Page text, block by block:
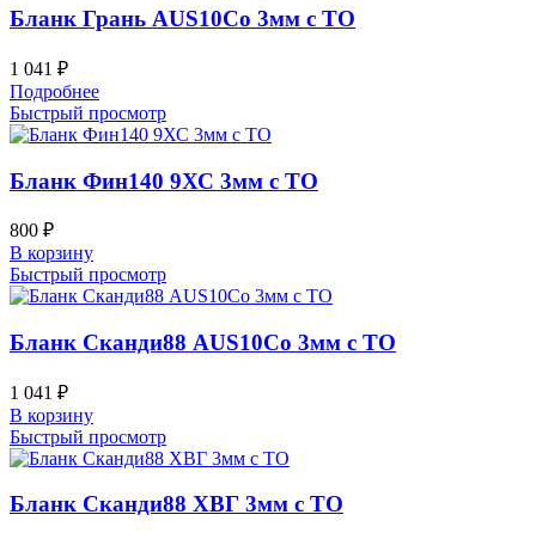
Бланк Грань AUS10Co 3мм с ТО
1 041 ₽
Подробнее
Быстрый просмотр
Бланк Фин140 9ХС 3мм с ТО
800 ₽
В корзину
Быстрый просмотр
Бланк Сканди88 AUS10Co 3мм с ТО
1 041 ₽
В корзину
Быстрый просмотр
Бланк Сканди88 ХВГ 3мм с ТО